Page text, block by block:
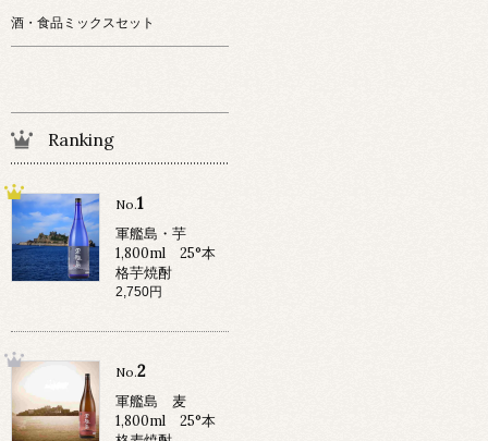
酒・食品ミックスセット
Ranking
No.1
軍艦島・芋
1,800ml 25°本
格芋焼酎
2,750円
No.2
軍艦島 麦
1,800ml 25°本